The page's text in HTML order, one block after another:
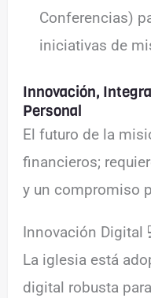
Conferencias)
iniciativas de
Innovación,
Personal
El futuro de la
financieros;
y un compromiso
Innovación Digital
La iglesia está
digital robusta